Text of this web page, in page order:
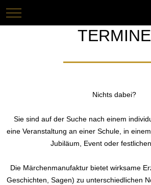
Mobile Menu Toggle
TERMINE
Nichts dabei?
Sie sind auf der Suche nach einem
eine Veranstaltung an einer Schule, in
Jubiläum, Event oder
Die Märchenmanufaktur bietet wirksame
Geschichten, Sagen) zu unterschiedlichen